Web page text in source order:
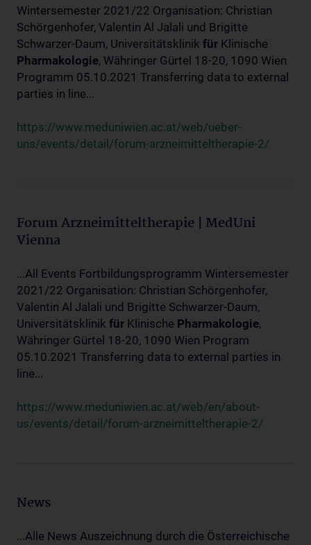
Wintersemester 2021/22 Organisation: Christian
Schörgenhofer, Valentin Al Jalali und Brigitte
Schwarzer-Daum, Universitätsklinik für Klinische
Pharmakologie, Währinger Gürtel 18-20, 1090 Wien
Programm 05.10.2021 Transferring data to external
parties in line...
https://www.meduniwien.ac.at/web/ueber-
uns/events/detail/forum-arzneimitteltherapie-2/
Forum Arzneimitteltherapie | MedUni
Vienna
...All Events Fortbildungsprogramm Wintersemester
2021/22 Organisation: Christian Schörgenhofer,
Valentin Al Jalali und Brigitte Schwarzer-Daum,
Universitätsklinik für Klinische Pharmakologie,
Währinger Gürtel 18-20, 1090 Wien Program
05.10.2021 Transferring data to external parties in
line...
https://www.meduniwien.ac.at/web/en/about-
us/events/detail/forum-arzneimitteltherapie-2/
News
...Alle News Auszeichnung durch die Österreichische